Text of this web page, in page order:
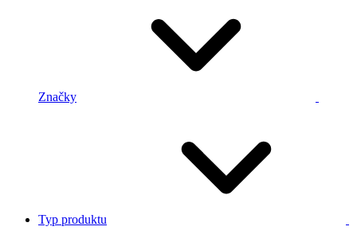
Značky
Typ produktu